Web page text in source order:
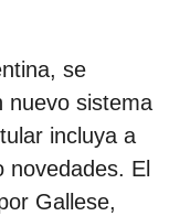
se
nuevo sistema
incluya a
novedades. El
Gallese,